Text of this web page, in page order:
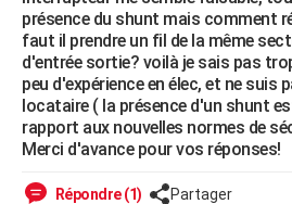
Carte de Noël
Carte Bonne année
Carte Saint-Valentin
Carte Pâques
Carte d'anniversaire
DICTIONNAIRE
Dictionnaire
Biographies
Citations
Expressions
Proverbes
PROGRAMME TV
COPAINS D'AVANT
S'inscrire
Se connecter
Lycées
Collèges
Primaires
Universités
Entreprises
Service militaire
Avis de recherche
AVIS DE DÉCÈS
FORUM
présence du shunt mais comment
faut il prendre un fil de la même
d'entrée sortie? voilà je sais pas
peu d'expérience en élec, et ne suis
locataire ( la présence d'un shunt
rapport aux nouvelles normes de
Merci d'avance pour vos réponses!
Répondre (1) Partager